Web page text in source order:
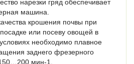
нарезки гряд обеспечивает
машина.
крошения почвы при
посадке или посеву овощей в
необходимо плавное
заднего фрезерного
мин‑1.